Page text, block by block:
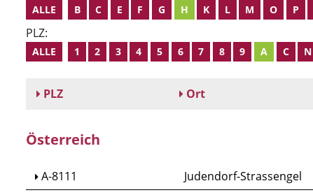
ALLE B C E F G H K L M O P
PLZ:
ALLE 1 2 3 4 5 6 7 8 9 A C N
PLZ Ort
Österreich
A-8111 Judendorf-Strassengel